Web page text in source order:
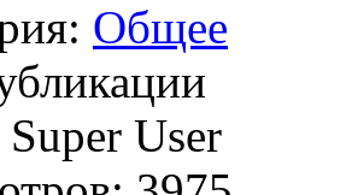
Общее
User